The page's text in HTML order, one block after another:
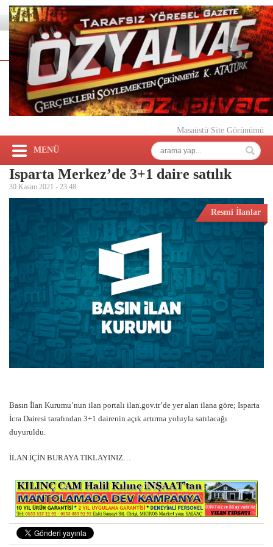
Masaüstü Site Görünümü
MENÜ
Isparta Merkez’de 3+1 daire satılık
30 Kasım 2021 - 23:48
Resmi İlanlar
Basın İlan Kurumu’nun ilan portalı ilan.gov.tr’de yer alan ilana göre; Isparta
İcra Dairesi tarafından 3+1 dairenin açık artırma yoluyla satılacağı
duyuruldu.
İLAN İÇİN BURAYA TIKLAYINIZ…